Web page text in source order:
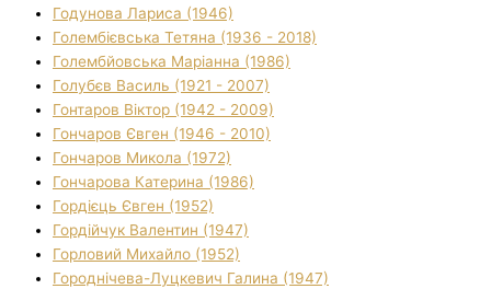
Годунова Лариса (1946)
Голембієвська Тетяна (1936 - 2018)
Голембйовська Маріанна (1986)
Голубєв Василь (1921 - 2007)
Гонтаров Віктор (1942 - 2009)
Гончаров Євген (1946 - 2010)
Гончаров Микола (1972)
Гончарова Катерина (1986)
Гордієць Євген (1952)
Гордійчук Валентин (1947)
Горловий Михайло (1952)
Городнічева-Луцкевич Галина (1947)